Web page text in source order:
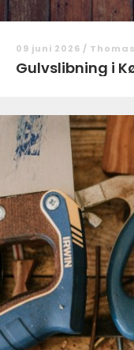
09 juni 2026 /
Gulvslibning i